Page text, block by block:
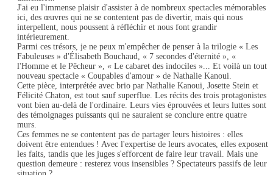
J'ai eu l'immense plaisir d'assister à de nombreux spectacles mémorables
ici, des œuvres qui ne se contentent pas de divertir, mais qui nous
interpellent, nous poussent à réfléchir et nous font grandir
intérieurement.
Parmi ces trésors, je ne peux m'empêcher de penser à la trilogie « Les
Fabuleuses » d'Élisabeth Bouchaud, « 7 secondes d'éternité », «
l'Homme et le Pêcheur », « Le cabaret des indociles »... Et voilà un tout
nouveau spectacle « Coupables d'amour » de Nathalie Kanoui.
Cette pièce, interprétée avec brio par Nathalie Kanoui, Josette Stein et
Félicité Chaton, est tout sauf superflue. Les récits des trois protagonistes
vont bien au-delà de l'ordinaire. Leurs vies éprouvées et leurs luttes sont
des témoignages puissants qui ne sauraient se conclure entre quatre
murs.
Ces femmes ne se contentent pas de partager leurs histoires : elles
doivent être entendues ! Avec l'expertise de leurs avocates, elles exposent
les faits, tandis que les juges s'efforcent de faire leur travail. Mais une
question demeure : resterez vous insensibles ? Spectateurs passifs de leur